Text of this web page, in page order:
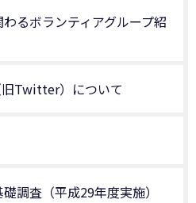
るボランティアグループ紹
Twitter）について
調査（平成29年度実施）